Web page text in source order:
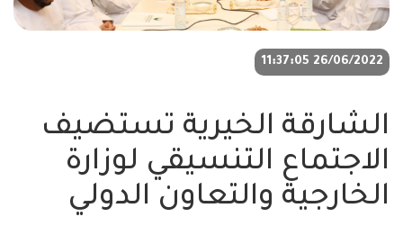
26/06/2022 11:37:05
الشارقة الخيرية تستضيف
الاجتماع التنسيقي لوزارة
الخارجية والتعاون الدولي